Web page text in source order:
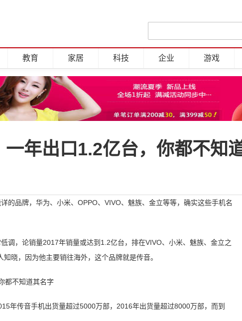
教育 家居 科技 企业 游戏
年出口1.2亿台，你都不知
的品牌，华为、小米、OPPO、VIVO、魅族、金立等等，确实这些手机名
调，论销量2017年销量或达到1.2亿台，排在VIVO、小米、魅族、金立之
晓，因为他主要销往海外，这个品牌就是传音。
年传音手机出货量超过5000万部，2016年出货量超过8000万部，而到